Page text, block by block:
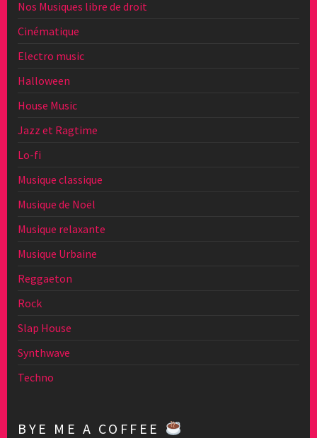
Nos Musiques libre de droit
Cinématique
Electro music
Halloween
House Music
Jazz et Ragtime
Lo-fi
Musique classique
Musique de Noël
Musique relaxante
Musique Urbaine
Reggaeton
Rock
Slap House
Synthwave
Techno
BYE ME A COFFEE